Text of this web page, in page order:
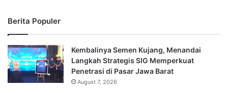
Berita Populer
Kembalinya Semen Kujang, Menandai
Langkah Strategis SIG Memperkuat
Penetrasi di Pasar Jawa Barat
August 7, 2026